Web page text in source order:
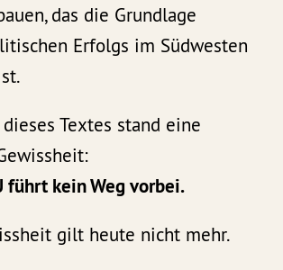
das die Grundlage
Erfolgs im Südwesten
Textes stand eine
führt kein Weg vorbei.
gilt heute nicht mehr.